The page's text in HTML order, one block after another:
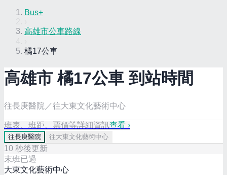
Bus+
高雄市公車路線
橘17公車
高雄市 橘17公車 到站時間
往長庚醫院／往大東文化藝術中心
班表、班距、票價等詳細資訊查看 ›
往長庚醫院 往大東文化藝術中心
10 秒後更新
末班已過
大東文化藝術中心